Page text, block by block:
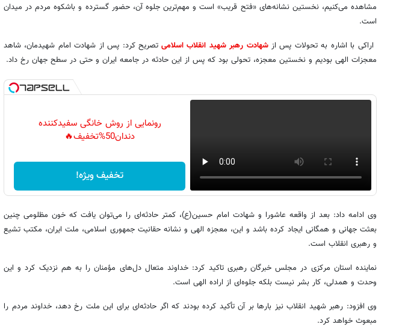
مشاهده می‌کنیم، نخستین نشانه‌های «فتح قریب» است و مهم‌ترین جلوه آن، حضور گسترده و باشکوه مردم در میدان
است.
اراکی با اشاره به تحولات پس ازشهادت رهبر شهید انقلاب اسلامی تصریح کرد: پس از شهادت امام شهیدمان، شاهد
معجزات الهی بودیم و نخستین معجزه، تحولی بود که پس از این حادثه در جامعه ایران و حتی در سطح جهان رخ داد.
رونمایی از روش خانگی سفیدکننده
دندان50%تخفیف🔥
تخفیف ویژه!
وی ادامه داد: بعد از واقعه عاشورا و شهادت امام حسین(ع)، کمتر حادثه‌ای را می‌توان یافت که خون مظلومی چنین
بعثت جهانی و همگانی ایجاد کرده باشد و این، معجزه الهی و نشانه حقانیت جمهوری اسلامی، ملت ایران، مکتب تشیع
و رهبری انقلاب است.
نماینده استان مرکزی در مجلس خبرگان رهبری تاکید کرد: خداوند متعال دل‌های مؤمنان را به هم نزدیک کرد و این
وحدت و همدلی، کار بشر نیست بلکه جلوه‌ای از اراده الهی است.
وی افزود: رهبر شهید انقلاب نیز بارها بر آن تأکید کرده بودند که اگر حادثه‌ای برای این ملت رخ دهد، خداوند مردم را
مبعوث خواهد کرد.